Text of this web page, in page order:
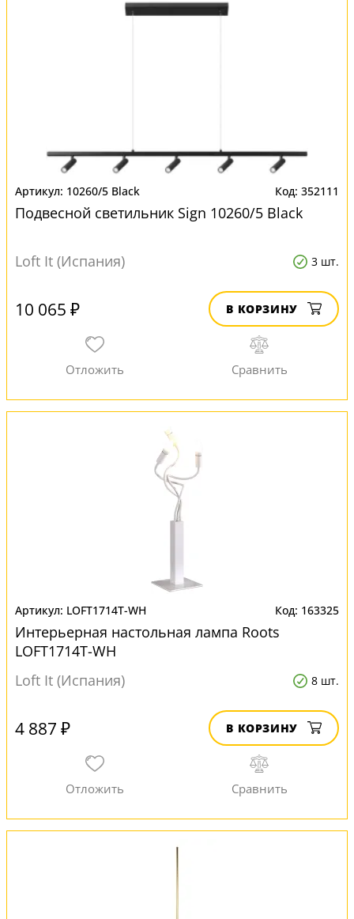
10260/5 Black 352111
Подвесной светильник Sign 10260/5 Black
Loft It (Испания) 3 шт.
10 065 ₽ В КОРЗИНУ
LOFT1714T-WH 163325
Интерьерная настольная лампа Roots
LOFT1714T-WH
Loft It (Испания)
8 шт.
4 887 ₽ В КОРЗИНУ